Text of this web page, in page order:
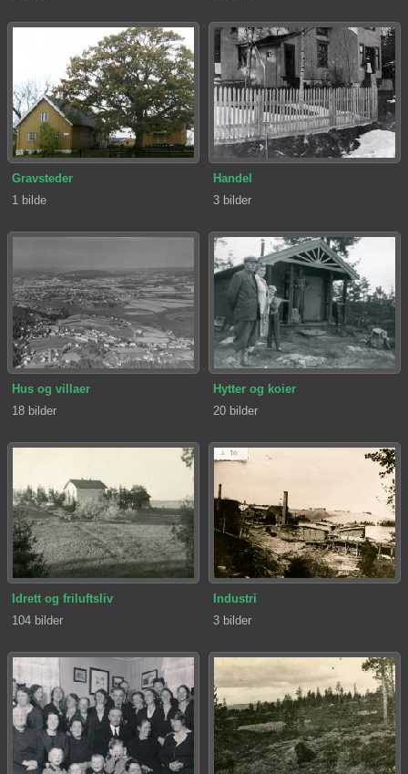
Gravsteder
1 bilde
Handel
3 bilder
Hus og villaer
18 bilder
Hytter og koier
20 bilder
Idrett og friluftsliv
104 bilder
Industri
3 bilder